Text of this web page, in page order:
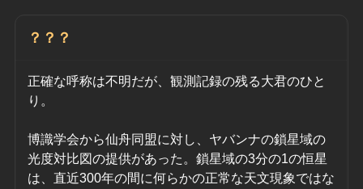
？？？
正確な呼称は不明だが、観測記録の残る大君のひと
り。
博識学会から仙舟同盟に対し、ヤバンナの鎖星域の
光度対比図の提供があった。鎖星域の3分の1の恒星
は、直近300年の間に何らかの正常な天文現象ではな